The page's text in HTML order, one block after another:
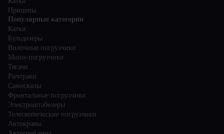
Прицепы
Популярные категории
Катки
Бульдозеры
Вилочные погрузчики
Мини-погрузчики
Тягачи
Ричтраки
Самосвалы
Фронтальные погрузчики
Электроштабелеры
Телескопические погрузчики
Автокраны